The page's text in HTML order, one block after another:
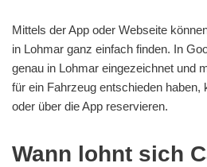
Mittels der App oder Webseite
in Lohmar ganz einfach finden. In
genau in Lohmar eingezeichnet und
für ein Fahrzeug entschieden haben,
oder über die App reservieren.
Wann lohnt sich